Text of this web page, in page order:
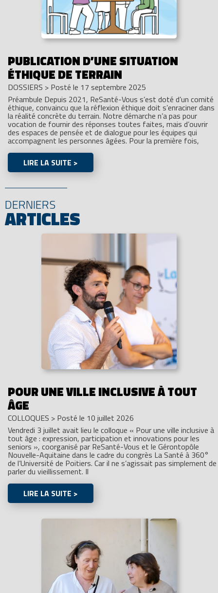
PUBLICATION D’UNE SITUATION
ÉTHIQUE DE TERRAIN
DOSSIERS > Posté le 17 septembre 2025
Préambule Depuis 2021, ReSanté-Vous s’est doté d’un comité
éthique, convaincu que la réflexion éthique doit s’enraciner dans
la réalité concrète du terrain. Notre démarche n’a pas pour
vocation de fournir des réponses toutes faites, mais d’ouvrir
des espaces de pensée et de dialogue pour les équipes qui
accompagnent les personnes âgées. Pour la première fois,
LIRE LA SUITE >
DERNIERS
ARTICLES
POUR UNE VILLE INCLUSIVE À TOUT
ÂGE
COLLOQUES > Posté le 10 juillet 2026
Vendredi 3 juillet avait lieu le colloque « Pour une ville inclusive à
tout âge : expression, participation et innovations pour les
seniors », coorganisé par ReSanté-Vous et le Gérontopôle
Nouvelle-Aquitaine dans le cadre du congrès La Santé à 360°
de l’Université de Poitiers. Car il ne s’agissait pas simplement de
parler du vieillissement. Il
LIRE LA SUITE >